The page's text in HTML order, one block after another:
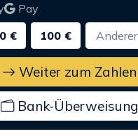
Pay
€ 100 €
Weiter zum Zahlen
Bank-Überweisung